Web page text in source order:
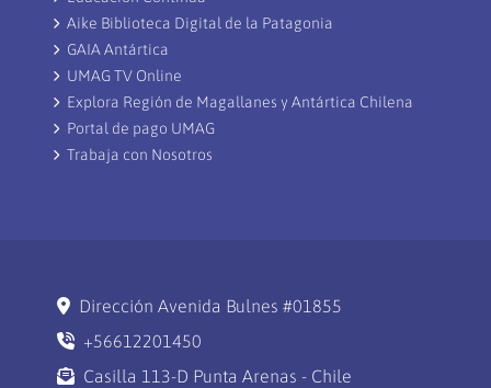
Aike Biblioteca Digital de la Patagonia
GAIA Antártica
UMAG TV Online
Explora Región de Magallanes y Antártica Chilena
Portal de pago UMAG
Trabaja con Nosotros
Dirección Avenida Bulnes #01855
+56612201450
Casilla 113-D Punta Arenas - Chile